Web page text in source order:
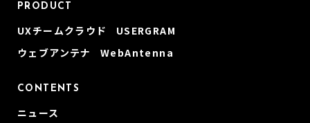
PRODUCT
UXチームクラウド USERGRAM
ウェブアンテナ WebAntenna
CONTENTS
ニュース